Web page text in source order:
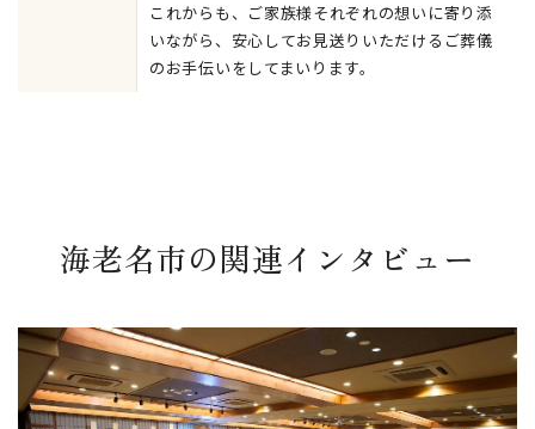
これからも、ご家族様それぞれの想いに寄り添
いながら、安心してお見送りいただけるご葬儀
のお手伝いをしてまいります。
海老名市の関連インタビュー